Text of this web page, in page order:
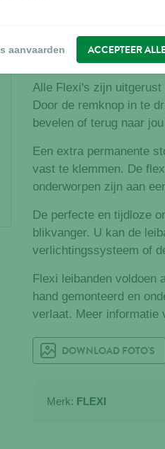
Met de intrekbare
hond wandelen terwijl
Flexi is de ideale band
Alle Flexi's zijn
Door de remknop in te
bevelen of terug naar
Een extra permanente
vast te klemmen. De
onderworpen zijn aan
De perfecte en tijdloze
blikvanger. U kan de
verlichtingssysteem of
Flexi leibanden voldoen
hand gemonteerd en
verlaat. Meer informatie
DOWNLOAD FOTO'S
Merk: FLEXI
aanvaarden ACCEPTEER